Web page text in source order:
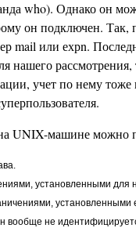
who). Однако он
он подключен.
mail или ехрn.
нашего
учет по нему
UNIX-машине можно
установленными для
вообще не